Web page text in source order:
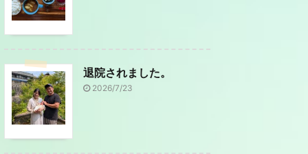
退院されました。
2026/7/23